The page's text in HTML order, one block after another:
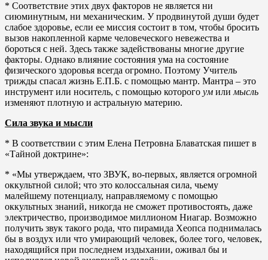
* Соответствие этих двух факторов не является ни
сиюминутным, ни механическим. У продвинутой души будет
слабое здоровье, если ее миссия состоит в том, чтобы бросить
вызов накопленной карме человеческого невежества и
бороться с ней. Здесь также задействованы многие другие
факторы. Однако влияние состояния ума на состояние
физического здоровья всегда огромно. Поэтому Учитель
трижды спасал жизнь Е.П.Б. с помощью мантр. Мантра – это
инструмент или носитель, с помощью которого ум или мысль
изменяют плотную и астральную материю.
Сила звука и мысли
* В соответствии с этим Елена Петровна Блаватская пишет в
«Тайной доктрине»:
* «Мы утверждаем, что ЗВУК, во-первых, является огромной
оккультной силой; что это колоссальная сила, чьему
малейшему потенциалу, направляемому с помощью
оккультных знаний, никогда не сможет противостоять, даже
электричество, производимое миллионом Ниагар. Возможно
получить звук такого рода, что пирамида Хеопса поднималась
бы в воздух или что умирающий человек, более того, человек,
находящийся при последнем издыхании, оживал бы и